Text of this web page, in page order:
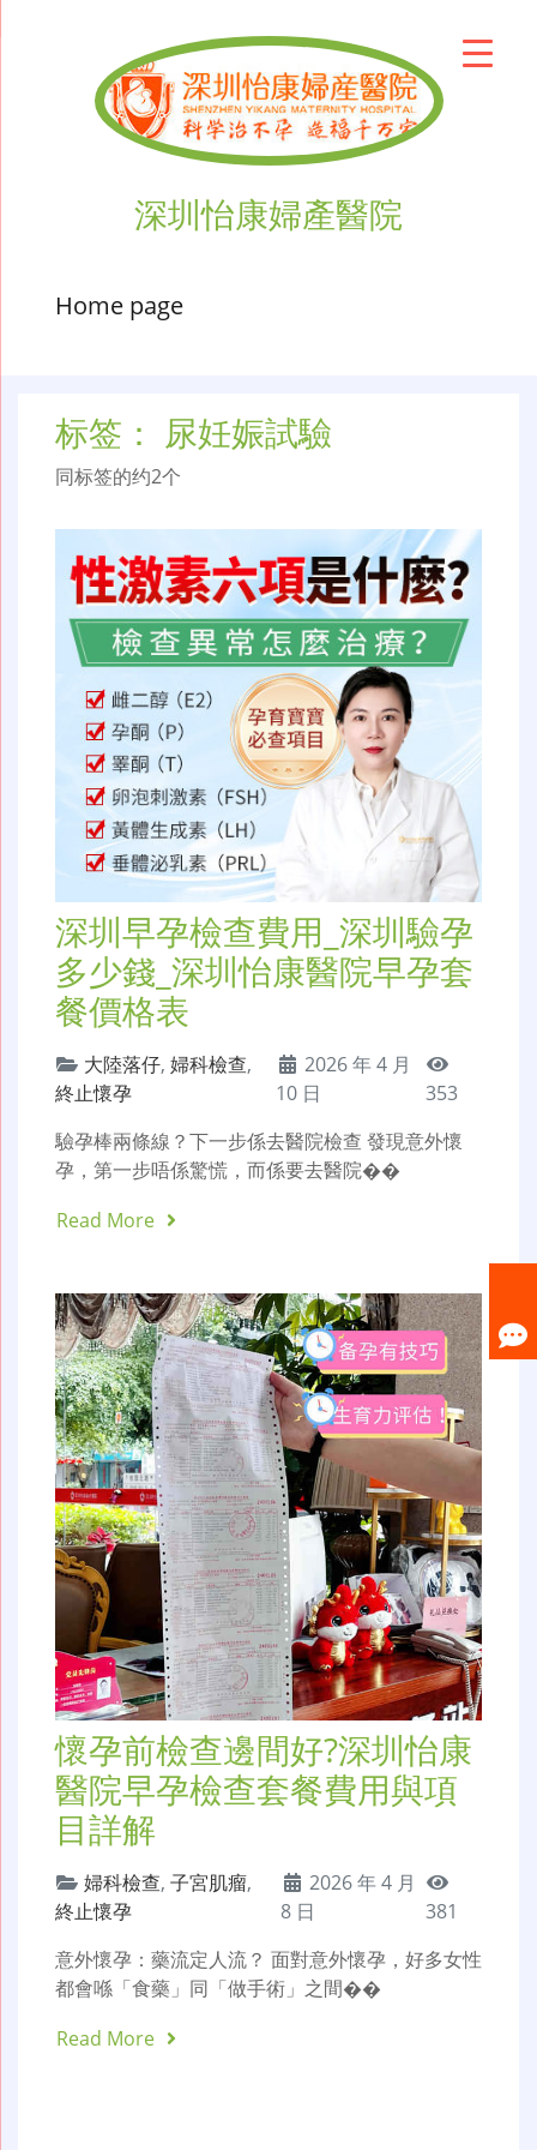
深圳怡康婦產醫院
Home page
标签： 尿妊娠試驗
同标签的约2个
深圳早孕檢查費用_深圳驗孕
多少錢_深圳怡康醫院早孕套
餐價格表
大陸落仔, 婦科檢查,
終止懷孕
2026 年 4 月
10 日
353
驗孕棒兩條線？下一步係去醫院檢查 發現意外懷
孕，第一步唔係驚慌，而係要去醫院��
Read More
懷孕前檢查邊間好?深圳怡康
醫院早孕檢查套餐費用與項
目詳解
婦科檢查, 子宮肌瘤,
終止懷孕
2026 年 4 月
8 日
381
意外懷孕：藥流定人流？ 面對意外懷孕，好多女性
都會喺「食藥」同「做手術」之間��
Read More